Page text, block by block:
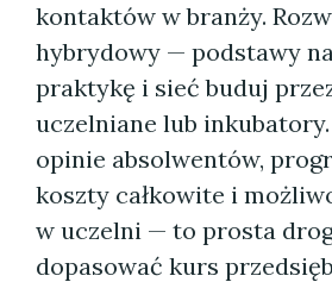
kontaktów w branży.
hybrydowy — podstawy
praktykę i sieć buduj
uczelniane lub
opinie absolwentów,
koszty całkowite i
w uczelni — to prosta
dopasować kurs